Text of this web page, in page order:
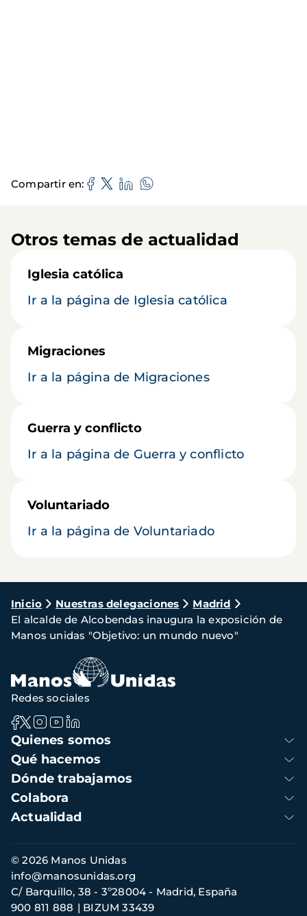
Compartir en
Otros temas de actualidad
Iglesia católica
Ir a la página de Iglesia católica
Migraciones
Ir a la página de Migraciones
Guerra y conflicto
Ir a la página de Guerra y conflicto
Voluntariado
Ir a la página de Voluntariado
Ruta
de
navegación
Inicio Nuestras delegaciones
Madrid
El alcalde de Alcobendas inaugura la exposición de
Manos unidas "Objetivo: un mundo nuevo"
Navegación
principal
Quienes somos
Qué hacemos
Dónde trabajamos
Colabora
Actualidad
Redes sociales
Información
de
contacto
© 2026 Manos Unidas
C/ Barquillo, 38 - 3º28004 - Madrid, España
900 811 888
BIZUM 33439
info@manosunidas.org